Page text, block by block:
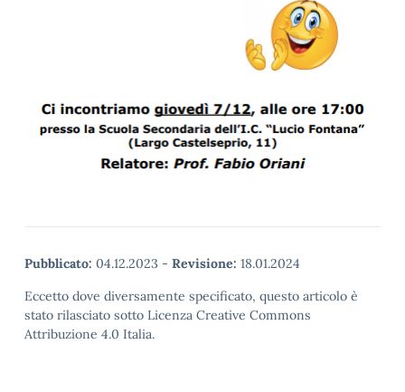
Pubblicato: 04.12.2023 - Revisione: 18.01.2024
Eccetto dove diversamente specificato, questo articolo è
stato rilasciato sotto Licenza Creative Commons
Attribuzione 4.0 Italia.